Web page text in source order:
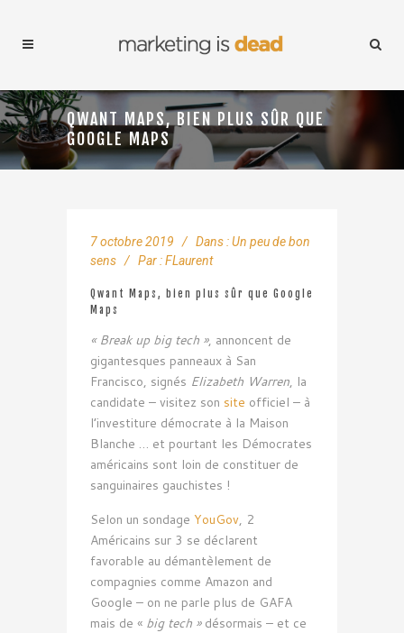
QWANT MAPS, BIEN PLUS SÛR QUE
GOOGLE MAPS
7 octobre 2019 Dans :Un peu de bon
sens
Par :FLaurent
Qwant Maps, bien plus sûr que Google
Maps
« Break up big tech », annoncent de
gigantesques panneaux à San
Francisco, signés Elizabeth Warren, la
candidate – visitez son site officiel – à
l’investiture démocrate à la Maison
Blanche … et pourtant les Démocrates
américains sont loin de constituer de
sanguinaires gauchistes !
Selon un sondage YouGov, 2
Américains sur 3 se déclarent
favorable au démantèlement de
compagnies comme Amazon and
Google – on ne parle plus de GAFA
mais de « big tech »désormais – et ce